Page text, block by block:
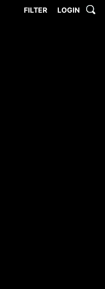
FILTER LOGIN